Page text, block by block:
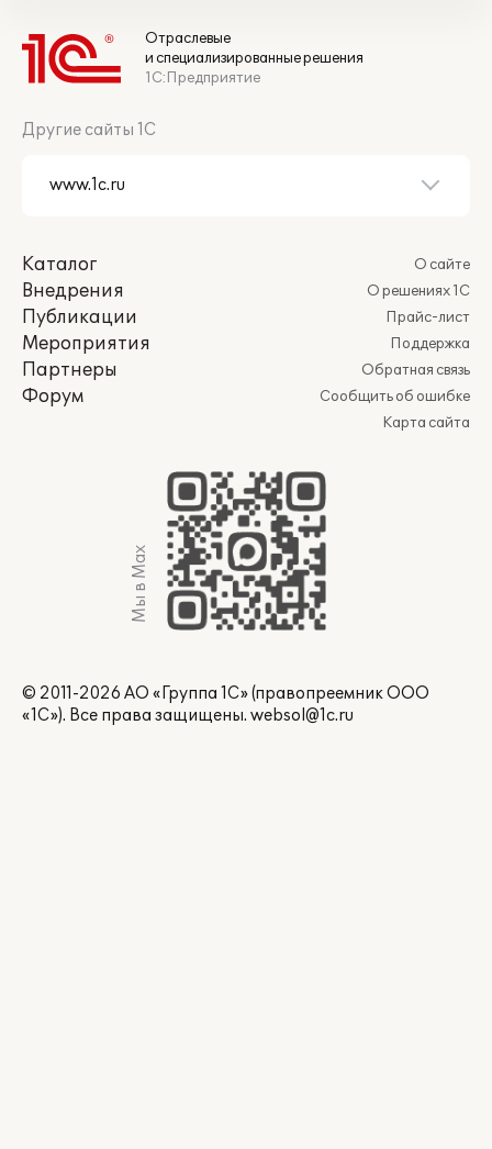
Отраслевые
и специализированные решения
1С:Предприятие
Другие сайты 1С
Каталог
Внедрения
Публикации
Мероприятия
Партнеры
Форум
О сайте
О решениях 1С
Прайс-лист
Поддержка
Обратная связь
Сообщить об ошибке
Карта сайта
Мы в Max
© 2011-2026 АО «Группа 1С» (правопреемник ООО
«1С»). Все права защищены. websol@1c.ru